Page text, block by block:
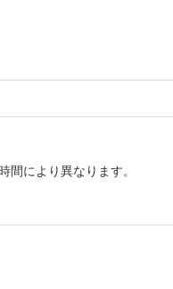
により異なります。